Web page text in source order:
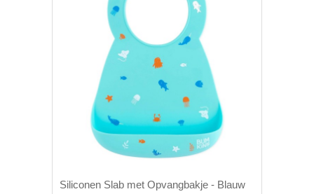
Siliconen Slab met Opvangbakje - Blauw